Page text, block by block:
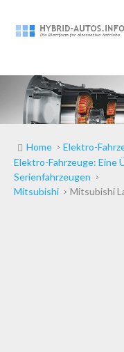
Home Elektro-
Elektro-Fahrzeuge: Eine
Serienfahrzeugen
Mitsubishi
Mitsubishi